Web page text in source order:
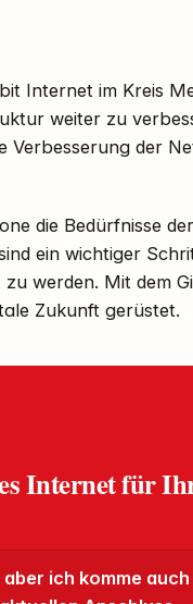
Internet im Kreis
weiter zu
Verbesserung der
die Bedürfnisse
ein wichtiger
werden. Mit dem
Zukunft gerüstet.
Internet für
ich komme auch